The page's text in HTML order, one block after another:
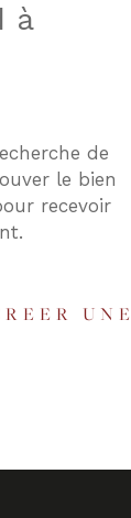
à
de
le bien
recevoir